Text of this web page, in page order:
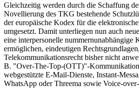
Gleichzeitig werden durch die Schaffung
Novellierung des TKG bestehende
der europäische Kodex für die
umgesetzt. Damit unterliegen nun auch
eine interpersonelle nummernunabhängige
ermöglichen, eindeutigen
Telekommunikationsrecht bisher nicht
B. "Over-The-Top-(OTT)"-
webgestützte E-Mail-Dienste, Instant-
WhatsApp oder Threema sowie Voice-